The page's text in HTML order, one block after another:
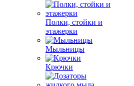
Полки, стойки и
этажерки
Мыльницы
Крючки